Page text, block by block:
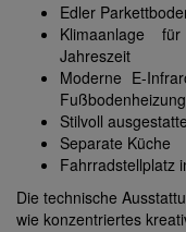
Edler
Klimaanlage
Jahreszeit
Moderne E-
Fußbodenheizung
Stilvoll
Separate Küche
Fahrradstellplatz
Die technische
wie konzentriertes